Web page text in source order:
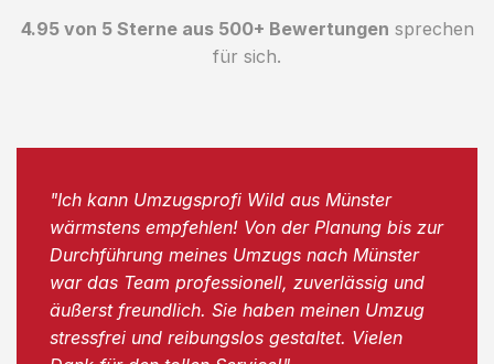
4.95 von 5 Sterne aus 500+ Bewertungen sprechen
für sich.
"Ich kann Umzugsprofi Wild aus Münster
wärmstens empfehlen! Von der Planung bis zur
Durchführung meines Umzugs nach Münster
war das Team professionell, zuverlässig und
äußerst freundlich. Sie haben meinen Umzug
stressfrei und reibungslos gestaltet. Vielen